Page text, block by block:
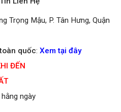
Trọng Mậu, P. Tân Hưng, Quận
quốc: Xem tại đây
ĐẾN
ngày